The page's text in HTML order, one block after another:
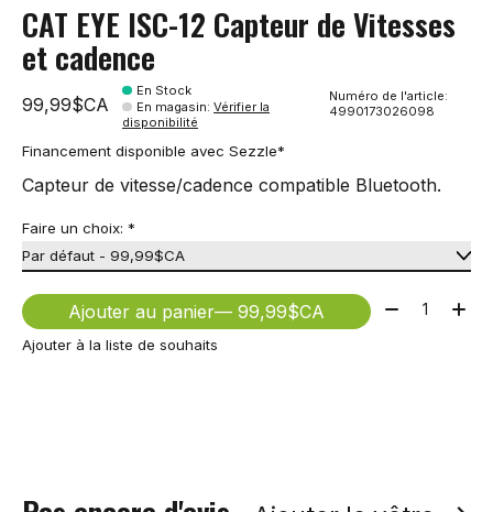
CAT EYE ISC-12 Capteur de Vitesses
et cadence
99,99$CA
En Stock
En magasin:Vérifier la
disponibilité
Numéro de l'article:
4990173026098
Financement disponible avec Sezzle*
Capteur de vitesse/cadence compatible Bluetooth.
Faire un choix: *
Ajouter au panier — 99,99$CA Quantité:
Ajouter à la liste de souhaits